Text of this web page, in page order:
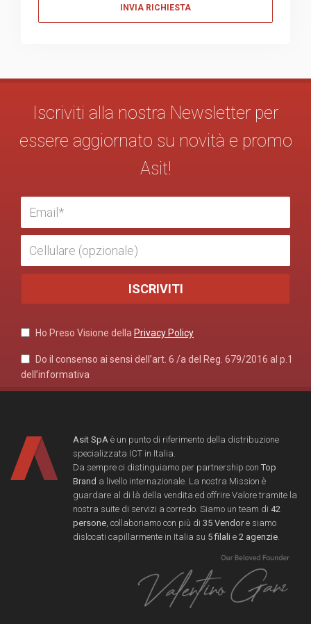
Iscriviti alla nostra Newsletter per
essere aggiornato su novità e promo
Asit!
Ho Preso Visione della Privacy Policy
Do il consenso ai sensi dell’art. 6 /a del Reg. 679/2016 al p.1
dell’informativa
Asit SpA è un punto di riferimento della distribuzione
specializzata ICT in Italia.
Da sempre ci distinguiamo per partnership con Top
Brand a livello internazionale. La nostra Mission è
guardare al di là della vendita ed offrire Valore tramite la
nostra suite di servizi a corredo. Siamo un team di 42
persone, collaboriamo con più di 35 Vendore siamo
dislocati capillarmente in Italia su 5 filali e 2 agenzie.